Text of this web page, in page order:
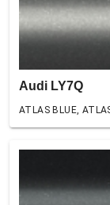
Audi LY7Q
ATLAS BLUE,